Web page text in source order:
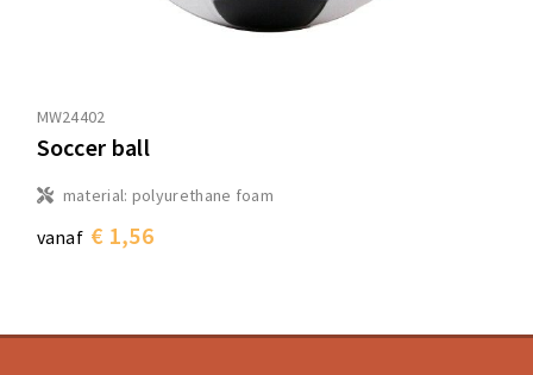
MW24402
Soccer ball
material: polyurethane foam
vanaf € 1,56